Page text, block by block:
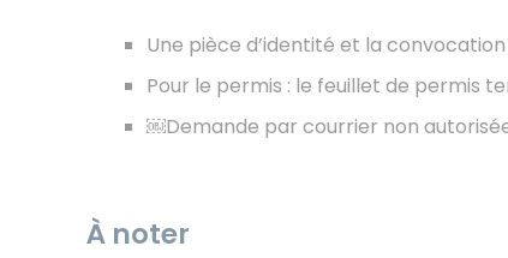
Une pièce d’identité et la convocation
Pour le permis : le feuillet de permis
￼Demande par courrier non
À noter